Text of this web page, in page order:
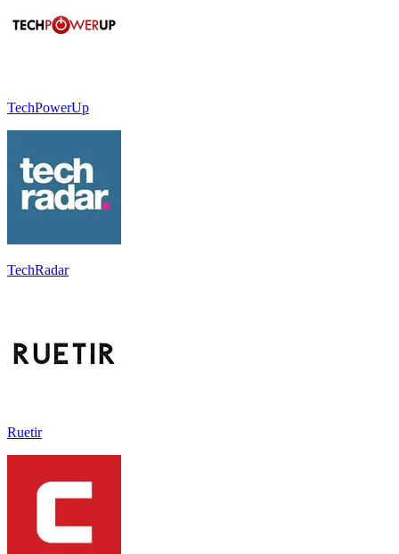
TechPowerUp
TechRadar
Ruetir